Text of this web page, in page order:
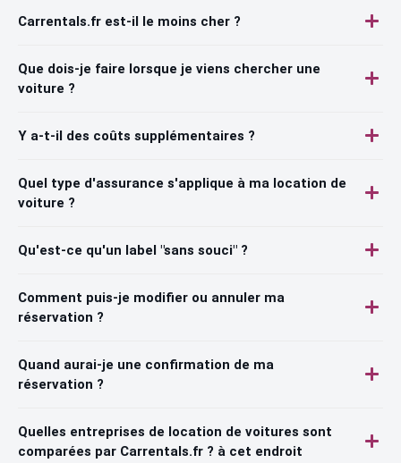
Carrentals.fr est-il le moins cher ?
Que dois-je faire lorsque je viens chercher une
voiture ?
Y a-t-il des coûts supplémentaires ?
Quel type d'assurance s'applique à ma location de
voiture ?
Qu'est-ce qu'un label "sans souci" ?
Comment puis-je modifier ou annuler ma
réservation ?
Quand aurai-je une confirmation de ma
réservation ?
Quelles entreprises de location de voitures sont
comparées par Carrentals.fr ? à cet endroit